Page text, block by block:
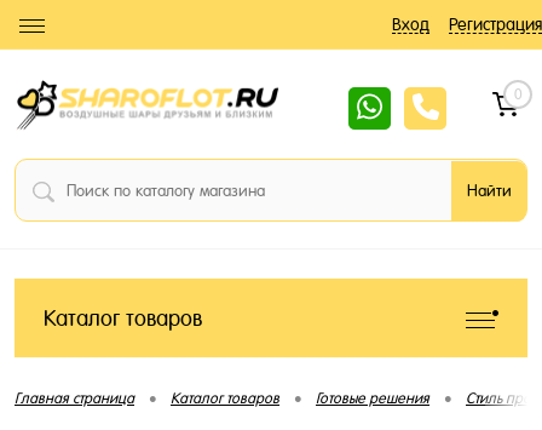
Вход Регистрация
0
Каталог товаров
Главная страница • Каталог товаров • Готовые решения • Стиль